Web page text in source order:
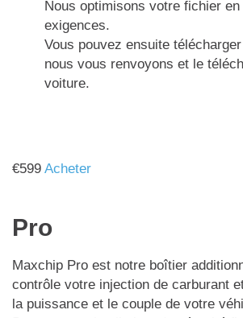
Nous optimisons votre fichier en
exigences.
Vous pouvez ensuite
nous vous renvoyons et le
voiture.
€599 Acheter
Pro
Maxchip Pro est notre boîtier
contrôle votre injection de carburant et
la puissance et le couple de votre